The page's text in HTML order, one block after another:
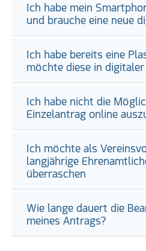
Ich habe mein
und brauche eine neue
Ich habe bereits eine
möchte diese in
Ich habe nicht die
Einzelantrag online
Ich möchte als
langjährige
überraschen
Wie lange dauert die
meines Antrags?